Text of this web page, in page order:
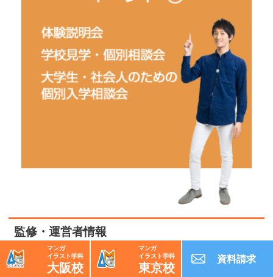
監修・運営者情報
監修・運 大阪アミューズメントメディア専門学校
マンガ
イラスト学科
大阪校
マンガ
イラスト学科
東京校
資料請求